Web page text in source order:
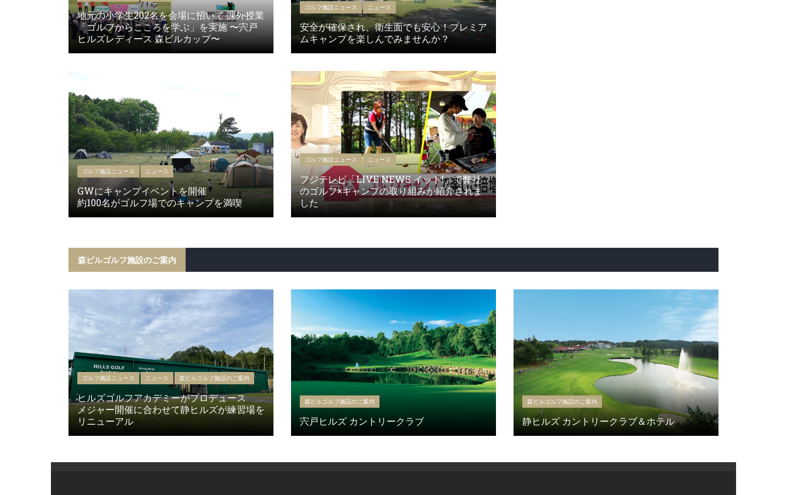
地元の小学生202名を会場に招いて 課外授業
「ゴルフからこころを学ぶ」を実施 〜宍戸
ヒルズレディース 森ビルカップ〜
ゴルフ施設ニュース ニュース
安全が確保され、衛生面でも安心！プレミア
ムキャンプを楽しんでみませんか？
ゴルフ施設ニュース ニュース
GWにキャンプイベントを開催
約100名がゴルフ場でのキャンプを満喫
ゴルフ施設ニュース ニュース
フジテレビ「LIVE NEWS イット!」で弊社
のゴルフ×キャンプの取り組みが紹介されま
した
森ビルゴルフ施設のご案内
ゴルフ施設ニュース ニュース 森ビルゴルフ施設のご案内
ヒルズゴルフアカデミーがプロデュース
メジャー開催に合わせて静ヒルズが練習場を
リニューアル
森ビルゴルフ施設のご案内
宍戸ヒルズ カントリークラブ
森ビルゴルフ施設のご案内
静ヒルズ カントリークラブ＆ホテル